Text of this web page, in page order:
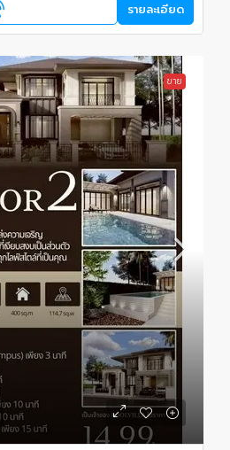
รายละเอียด
ขาย